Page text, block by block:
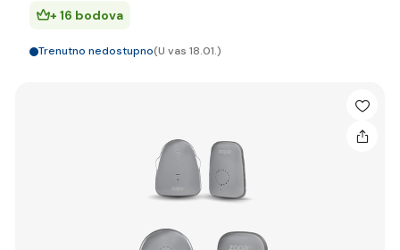
+ 16 bodova
Trenutno nedostupno(U vas 18.01.)